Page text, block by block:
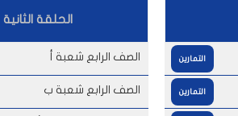
التمارين
التمارين
الحلقة الثانية
الصف الرابع شعبة أ
الصف الرابع شعبة ب